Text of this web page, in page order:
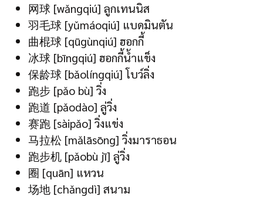
网球 [wǎngqiú] ลูกเทนนิส
羽毛球 [yǔmáoqiú] แบดมินตัน
曲棍球 [qūgùnqiú] ฮอกกี้
冰球 [bīngqiú] ฮอกกี้น้ำแข็ง
保龄球 [bǎolíngqiú] โบว์ลิ่ง
跑步 [pǎo bù] วิ่ง
跑道 [pǎodào] ลู่วิ่ง
赛跑 [sàipǎo] วิ่งแข่ง
马拉松 [mǎlāsōng] วิ่งมาราธอน
跑步机 [pǎobù jī] ลู่วิ่ง
圈 [quān] แหวน
场地 [chǎngdì] สนาม